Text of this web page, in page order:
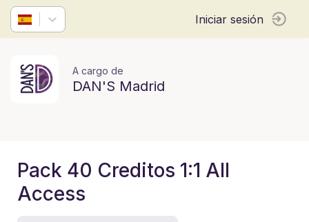
Iniciar sesión
A cargo de
DAN'S Madrid
Pack 40 Creditos 1:1 All
Access